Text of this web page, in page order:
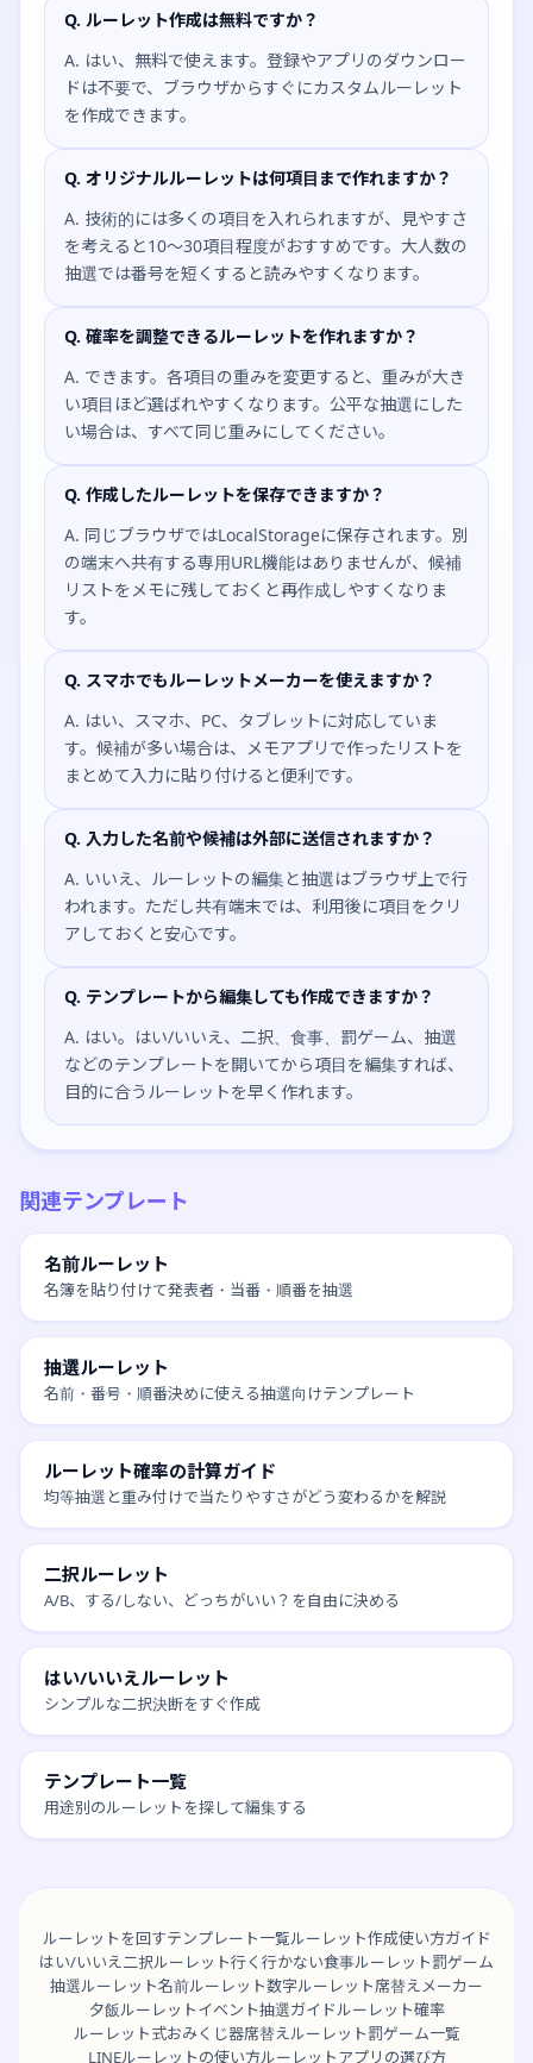
Q. ルーレット作成は無料ですか？
A. はい、無料で使えます。登録やアプリのダウンロー
ドは不要で、ブラウザからすぐにカスタムルーレット
を作成できます。
Q. オリジナルルーレットは何項目まで作れますか？
A. 技術的には多くの項目を入れられますが、見やすさ
を考えると10〜30項目程度がおすすめです。大人数の
抽選では番号を短くすると読みやすくなります。
Q. 確率を調整できるルーレットを作れますか？
A. できます。各項目の重みを変更すると、重みが大き
い項目ほど選ばれやすくなります。公平な抽選にした
い場合は、すべて同じ重みにしてください。
Q. 作成したルーレットを保存できますか？
A. 同じブラウザではLocalStorageに保存されます。別
の端末へ共有する専用URL機能はありませんが、候補
リストをメモに残しておくと再作成しやすくなりま
す。
Q. スマホでもルーレットメーカーを使えますか？
A. はい、スマホ、PC、タブレットに対応していま
す。候補が多い場合は、メモアプリで作ったリストを
まとめて入力に貼り付けると便利です。
Q. 入力した名前や候補は外部に送信されますか？
A. いいえ、ルーレットの編集と抽選はブラウザ上で行
われます。ただし共有端末では、利用後に項目をクリ
アしておくと安心です。
Q. テンプレートから編集しても作成できますか？
A. はい。はい/いいえ、二択、食事、罰ゲーム、抽選
などのテンプレートを開いてから項目を編集すれば、
目的に合うルーレットを早く作れます。
関連テンプレート
名前ルーレット
名簿を貼り付けて発表者・当番・順番を抽選
抽選ルーレット
名前・番号・順番決めに使える抽選向けテンプレート
ルーレット確率の計算ガイド
均等抽選と重み付けで当たりやすさがどう変わるかを解説
二択ルーレット
A/B、する/しない、どっちがいい？を自由に決める
はい/いいえルーレット
シンプルな二択決断をすぐ作成
テンプレート一覧
用途別のルーレットを探して編集する
ルーレットを回すテンプレート一覧ルーレット作成使い方ガイド
はい/いいえ二択ルーレット行く行かない食事ルーレット罰ゲーム
抽選ルーレット名前ルーレット数字ルーレット席替えメーカー
夕飯ルーレットイベント抽選ガイドルーレット確率
ルーレット式おみくじ器席替えルーレット罰ゲーム一覧
LINEルーレットの使い方ルーレットアプリの選び方